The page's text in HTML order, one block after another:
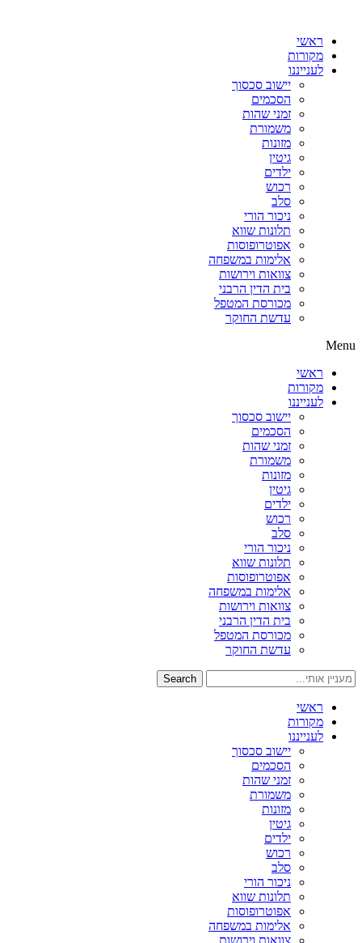
ראשי
מקורות
לענייננו
יישוב סכסוך
הסכמים
זמני שהות
משמורת
מזונות
גיטין
ילדים
רכוש
סלב
ניכור הורי
תלונות שווא
אפוטרופוסות
אלימות במשפחה
צוואות וירושות
בית הדין הרבני
מכורסת המטפל
עדשת החוקר
Menu
ראשי
מקורות
לענייננו
יישוב סכסוך
הסכמים
זמני שהות
משמורת
מזונות
גיטין
ילדים
רכוש
סלב
ניכור הורי
תלונות שווא
אפוטרופוסות
אלימות במשפחה
צוואות וירושות
בית הדין הרבני
מכורסת המטפל
עדשת החוקר
Search
ראשי
מקורות
לענייננו
יישוב סכסוך
הסכמים
זמני שהות
משמורת
מזונות
גיטין
ילדים
רכוש
סלב
ניכור הורי
תלונות שווא
אפוטרופוסות
אלימות במשפחה
צוואות וירושות